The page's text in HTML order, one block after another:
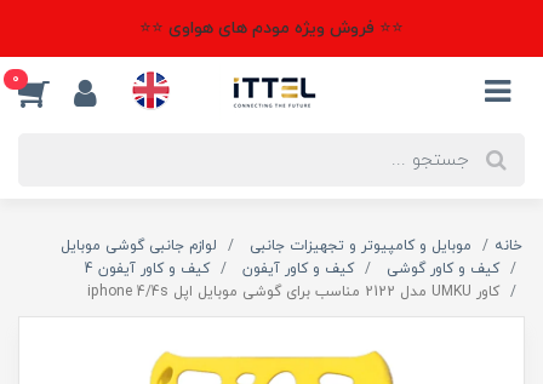
⭐⭐ فروش ویژه مودم های هواوی ⭐⭐
0
خانه موبایل و کامپیوتر و تجهیزات جانبی
لوازم جانبی گوشی موبایل
کیف و کاور گوشی
کیف و کاور آیفون
کیف و کاور آیفون 4
کاور UMKU مدل 2122 مناسب برای گوشی موبایل اپل iphone 4/4s